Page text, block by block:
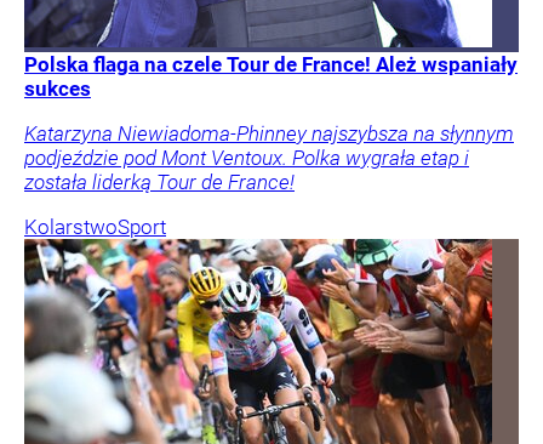
Polska flaga na czele Tour de France! Ależ wspaniały
sukces
Katarzyna Niewiadoma-Phinney najszybsza na słynnym
podjeździe pod Mont Ventoux. Polka wygrała etap i
została liderką Tour de France!
KolarstwoSport